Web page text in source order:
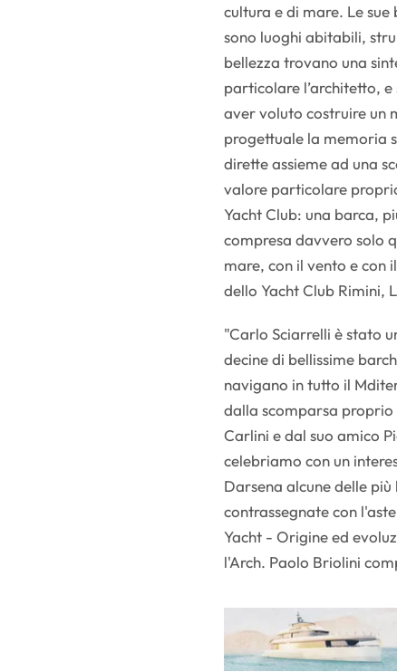
cultura e di mare. Le
sono luoghi abitabili,
bellezza trovano una
particolare l’architetto,
aver voluto costruire un
progettuale la memoria
dirette assieme ad una
valore particolare
Yacht Club: una barca,
compresa davvero solo
mare, con il vento e con
dello Yacht Club Rimini,
"Carlo Sciarrelli è stato
decine di bellissime
navigano in tutto il
dalla scomparsa proprio
Carlini e dal suo amico
celebriamo con un
Darsena alcune delle
contrassegnate con
Yacht - Origine ed
l'Arch. Paolo Briolini